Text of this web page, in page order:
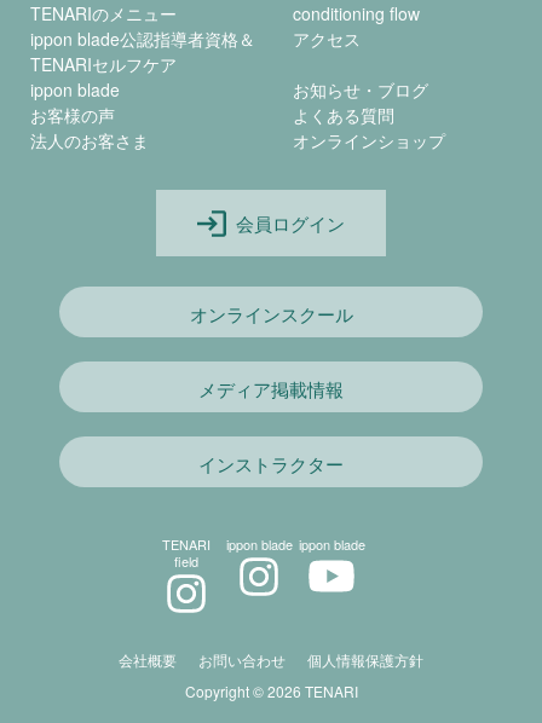
TENARIのメニュー
conditioning flow
ippon blade公認指導者資格＆
TENARIセルフケア
アクセス
ippon blade
お知らせ・ブログ
お客様の声
よくある質問
法人のお客さま
オンラインショップ
会員ログイン
TENARI
field
ippon blade ippon blade
オンラインスクール
メディア掲載情報
インストラクター
会社概要 お問い合わせ
個人情報保護方針
Copyright © 2026 TENARI